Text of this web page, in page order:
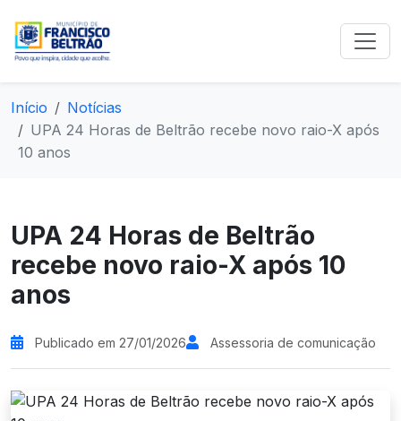
Início
Notícias
UPA 24 Horas de Beltrão recebe novo raio-X após
10 anos
UPA 24 Horas de Beltrão
recebe novo raio-X após 10
anos
Publicado em 27/01/2026 Assessoria de comunicação